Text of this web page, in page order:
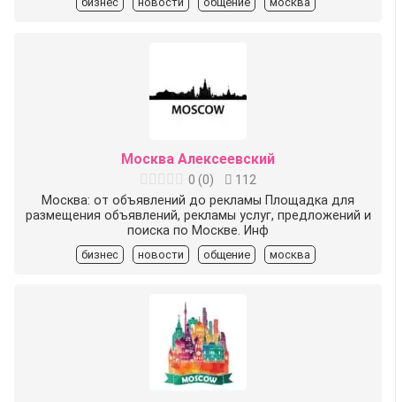
Москва Алексеевский
0 (0)
112
Москва: от объявлений до рекламы Площадка для
размещения объявлений, рекламы услуг, предложений и
поиска по Москве. Инф
бизнес новости общение москва